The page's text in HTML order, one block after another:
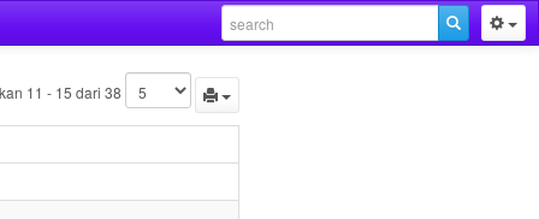
11 - 15 dari 38